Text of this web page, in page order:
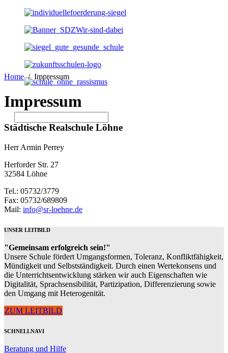
Home Impressum
Impressum
Städtische Realschule Löhne
Herr Armin Perrey
Herforder Str. 27
32584 Löhne
Tel.: 05732/3779
Fax: 05732/689809
Mail: info@sr-loehne.de
UNSER LEITBILD
"Gemeinsam erfolgreich sein!"
Unsere Schule fördert Umgangsformen, Toleranz, Konfliktfähigkeit,
Mündigkeit und Selbstständigkeit. Durch einen Wertekonsens und
die Unterrichtsentwicklung stärken wir auch Eigenschaften wie
Digitalität, Sprachsensibilität, Partizipation, Differenzierung sowie
den Umgang mit Heterogenität.
ZUM LEITBILD
SCHNELLNAVI
Beratung und Hilfe